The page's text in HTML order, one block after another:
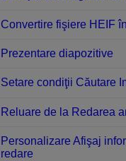
Convertire fişiere HEIF
Prezentare diapozitive
Setare condiţii Căutare
Reluare de la Redarea
Personalizare Afişaj
redare